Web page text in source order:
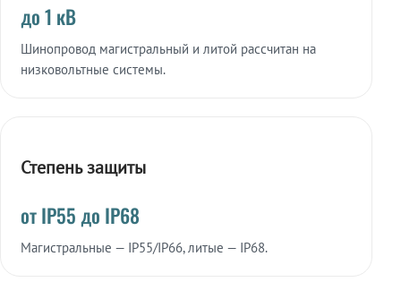
до 1 кВ
Шинопровод магистральный и литой рассчитан на
низковольтные системы.
Степень защиты
от IP55 до IP68
Магистральные — IP55/IP66, литые — IP68.